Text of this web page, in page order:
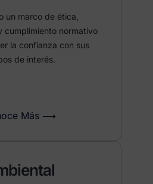
un marco de ética,
cumplimiento normativo
la confianza con sus
de interés.
Más ⟶